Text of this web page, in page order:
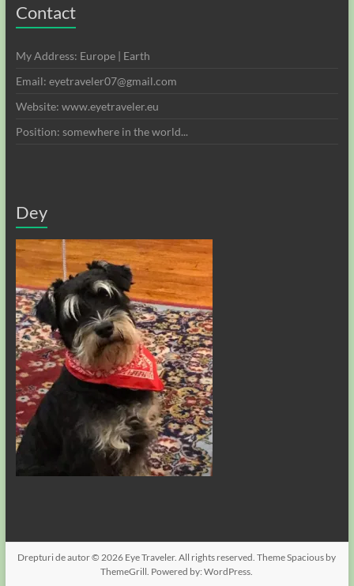
Contact
My Address: Europe | Earth
Email: eyetraveler07@gmail.com
Website: www.eyetraveler.eu
Position: somewhere in the world...
Dey
Drepturi de autor © 2026 Eye Traveler. All rights reserved. ThemeSpacious by
ThemeGrill. Powered by:WordPress.